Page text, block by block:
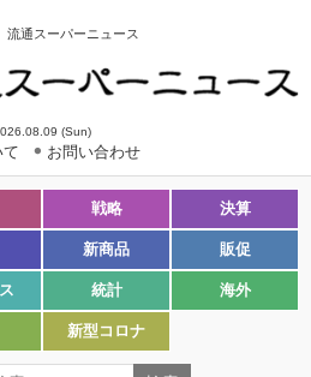
流通スーパーニュース
(Sun)
お問い合わせ
戦略 決算
新商品 販促
統計 海外
新型コロナ